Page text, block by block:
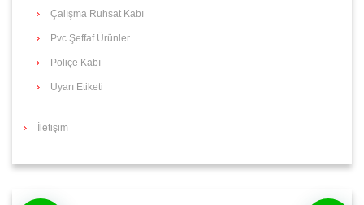
Çalışma Ruhsat Kabı
Pvc Şeffaf Ürünler
Poliçe Kabı
Uyarı Etiketi
İletişim